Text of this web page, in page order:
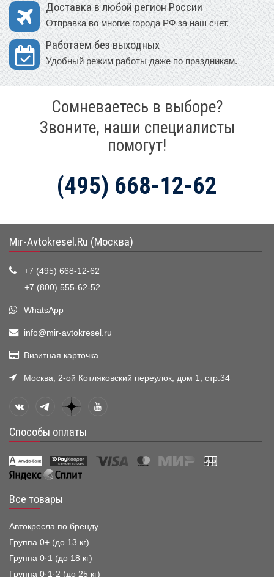
Доставка в любой регион России
Отправка во многие города РФ за наш счет.
Работаем без выходных
Удобный режим работы даже по праздникам.
Сомневаетесь в выборе?
Звоните, наши специалисты
помогут!
(495) 668-12-62
Mir-Avtokresel.Ru (Москва)
+7 (495) 668-12-62
+7 (800) 555-62-52
WhatsApp
info@mir-avtokresel.ru
Визитная карточка
Москва, 2-ой Котляковский переулок, дом 1, стр.34
Способы оплаты
Все товары
Автокресла по бренду
Группа 0+ (до 13 кг)
Группа 0·1 (до 18 кг)
Группа 0·1·2 (до 25 кг)